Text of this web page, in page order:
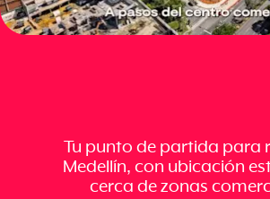
Tu punto de partida para
Medellín, con ubicación
cerca de zonas